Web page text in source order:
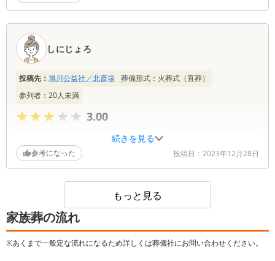
親切なサポートを受けながら、安心して利用するこ
とが出来ると思います。友人からも良いですよとお
話しを聞いて参りました。
続きを見る
しにじょろ
投稿先： 旭川公益社／北斎場 葬儀形式： 火葬式（直葬）
参列者： 20人未満
★★★★★
★★★★★ 3.00
参考になった 投稿日： 2023年12月28日
もっと見る
家族葬の流れ
※あくまで一般定な流れになるため詳しくは葬儀社にお問い合わせください。